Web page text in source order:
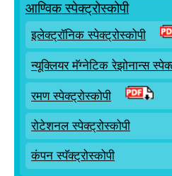
आण्विक स्पेक्ट्रोस्कोपी
इलेक्ट्रॉनिक स्पेक्ट्रोस्कोपी
न्यूक्लियर मॅग्नेटिक रेझोनान्स
रमण स्पेक्ट्रोस्कोपी
रोटेशनल स्पेक्ट्रोस्कोपी
कंपन स्पॅक्ट्रोस्कोपी